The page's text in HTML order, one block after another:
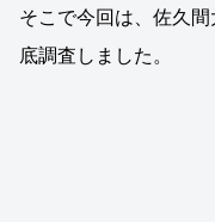
そこで今回は、佐久
底調査しました。